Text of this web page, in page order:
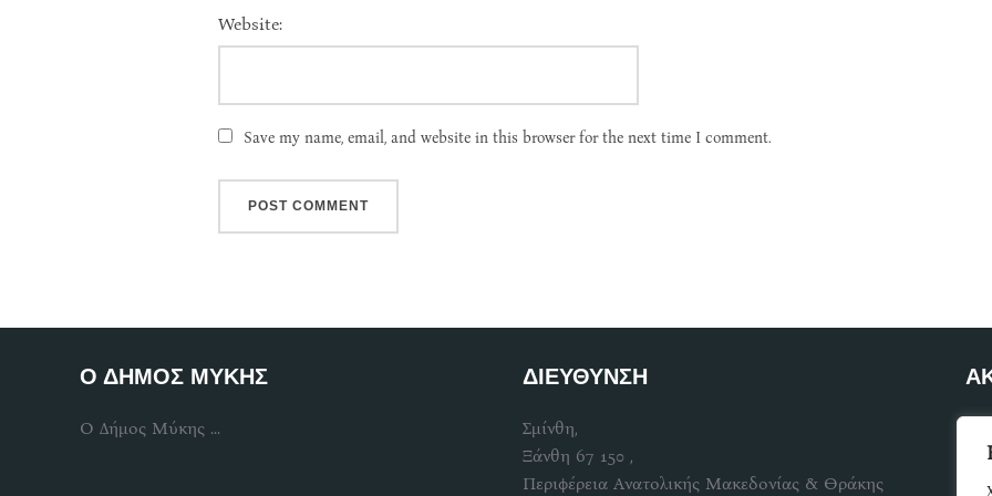
Website:
Save my name, email, and website in this browser for the next time I comment.
Ο ΔΗΜΟΣ ΜΥΚΗΣ
Ο Δήμος Μύκης ...
ΔΙΕΥΘΥΝΣΗ
Σμίνθη,
Ξάνθη 67 150 ,
Περιφέρεια Ανατολικής Μακεδονίας & Θράκης